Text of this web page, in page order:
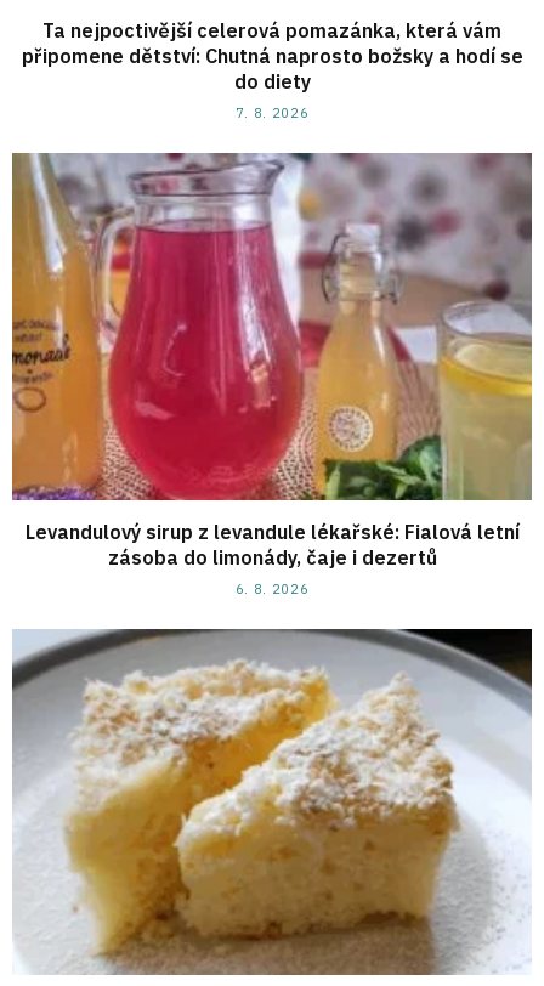
Ta nejpoctivější celerová pomazánka, která vám
připomene dětství: Chutná naprosto božsky a hodí se
do diety
7. 8. 2026
Levandulový sirup z levandule lékařské: Fialová letní
zásoba do limonády, čaje i dezertů
6. 8. 2026